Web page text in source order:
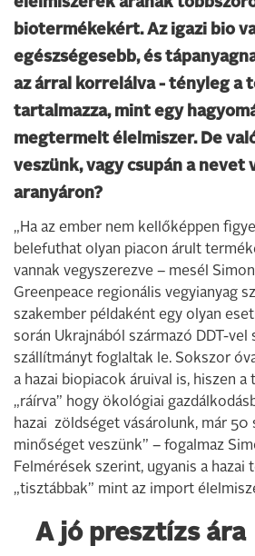
biotermékekért. Az igazi bio
egészségesebb, és
az árral korrelálva - tényleg a
tartalmazza, mint egy
megtermelt élelmiszer. De
veszünk, vagy csupán a nevet
aranyáron?
„Ha az ember nem kellőképpen
belefuthat olyan piacon árult
vannak vegyszerezve – mesél
Greenpeace regionális vegyianyag
szakember példaként egy olyan
során Ukrajnából származó DDT-
szállítmányt foglaltak le. Sokszor
a hazai biopiacok áruival is, hiszen a
„ráírva” hogy ökológiai
hazai zöldséget vásárolunk, már 50
minőséget veszünk” – fogalmaz
Felmérések szerint, ugyanis a hazai
„tisztábbak” mint az import
A jó presztízs ára